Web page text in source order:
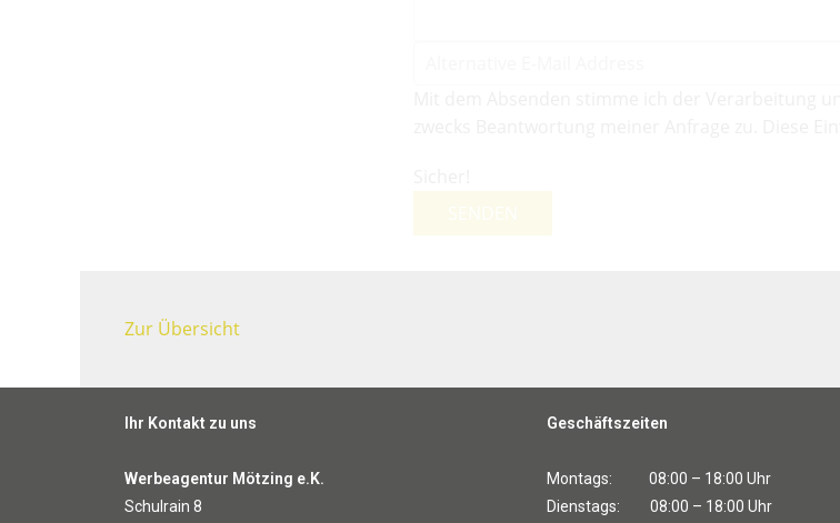
Zur Übersicht
Ihr Kontakt zu uns
Werbeagentur Mötzing e.K.
Schulrain 8
Geschäftszeiten
Montags: 08:00 – 18:00 Uhr
Dienstags: 08:00 – 18:00 Uhr